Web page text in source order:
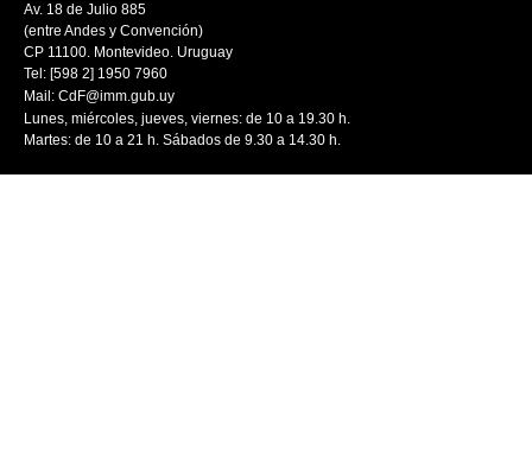
Av. 18 de Julio 885
(entre Andes y Convención)
CP 11100. Montevideo. Uruguay
Tel: [598 2] 1950 7960
Mail: CdF@imm.gub.uy
Lunes, miércoles, jueves, viernes: de 10 a 19.30 h.
Martes: de 10 a 21 h. Sábados de 9.30 a 14.30 h.